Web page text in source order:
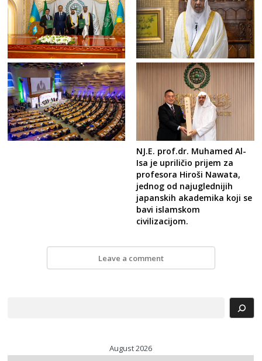
NJ.E. prof.dr. Muhamed Al-
Isa je upriličio prijem za
profesora Hiroši Nawata,
jednog od najuglednijih
japanskih akademika koji se
bavi islamskom
civilizacijom.
Leave a comment
August 2026